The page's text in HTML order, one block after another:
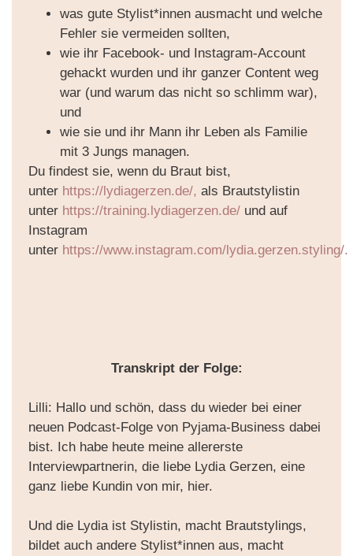
was gute Stylist*innen ausmacht und welche
Fehler sie vermeiden sollten,
wie ihr Facebook- und Instagram-Account
gehackt wurden und ihr ganzer Content weg
war (und warum das nicht so schlimm war),
und
wie sie und ihr Mann ihr Leben als Familie
mit 3 Jungs managen.
Du findest sie, wenn du Braut bist,
unter https://lydiagerzen.de/, als Brautstylistin
unter https://training.lydiagerzen.de/ und auf
Instagram
unter https://www.instagram.com/lydia.gerzen.styling/.
Transkript der Folge:
Lilli: Hallo und schön, dass du wieder bei einer
neuen Podcast-Folge von Pyjama-Business dabei
bist. Ich habe heute meine allererste
Interviewpartnerin, die liebe Lydia Gerzen, eine
ganz liebe Kundin von mir, hier.
Und die Lydia ist Stylistin, macht Brautstylings,
bildet auch andere Stylist*innen aus, macht